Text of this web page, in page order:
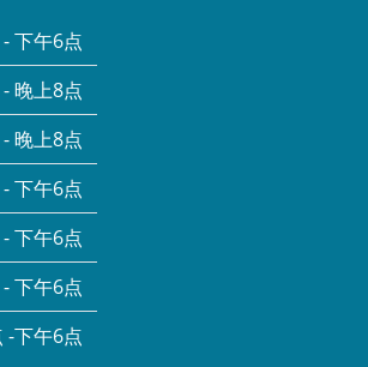
下午6点
晚上8点
晚上8点
下午6点
下午6点
下午6点
-下午6点